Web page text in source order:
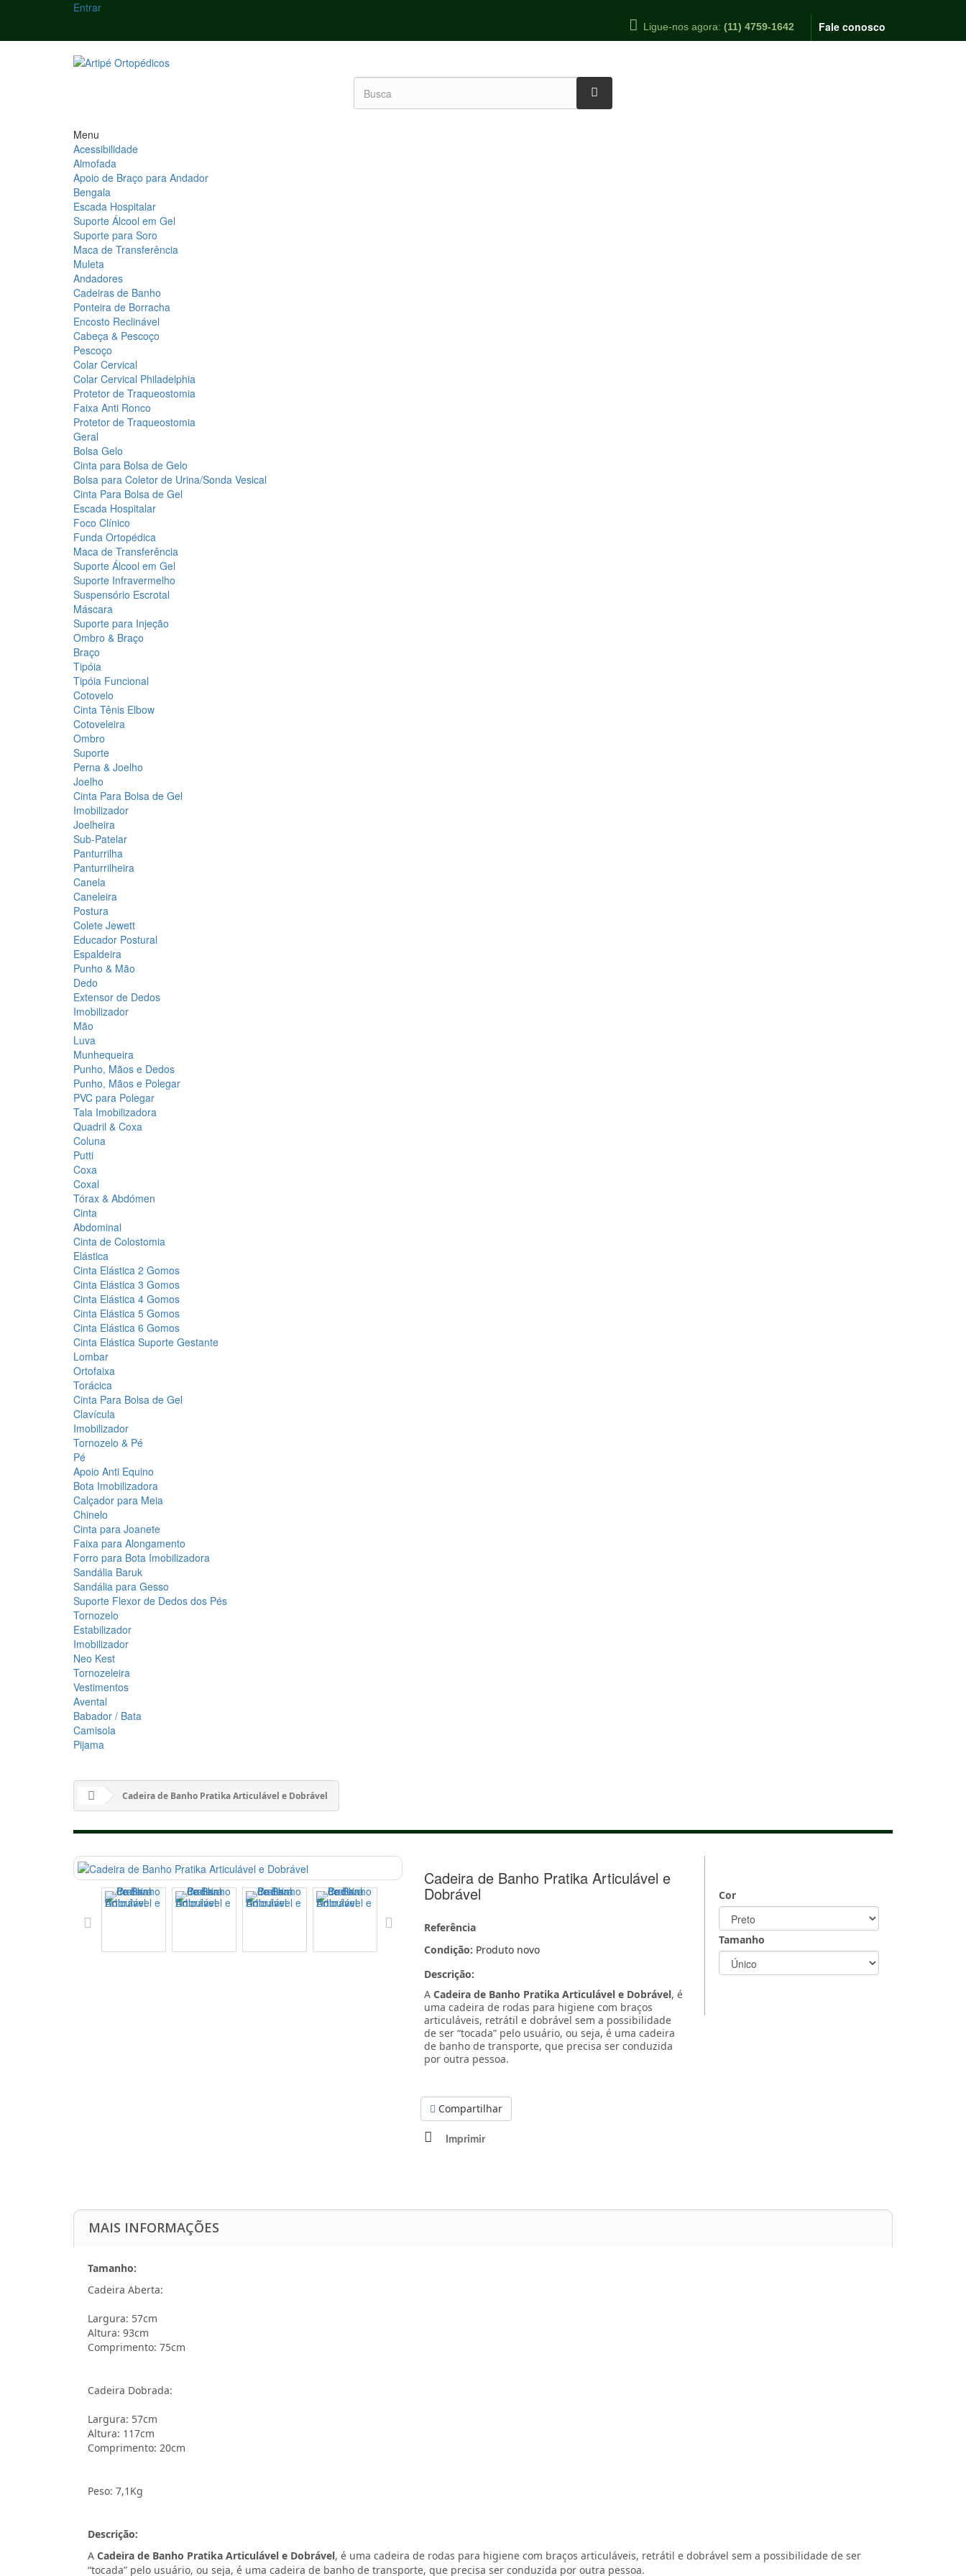
Entrar
Fale conosco
Ligue-nos agora: (11) 4759-1642
Menu
Acessibilidade
Almofada
Apoio de Braço para Andador
Bengala
Escada Hospitalar
Suporte Álcool em Gel
Suporte para Soro
Maca de Transferência
Muleta
Andadores
Cadeiras de Banho
Ponteira de Borracha
Encosto Reclinável
Cabeça & Pescoço
Pescoço
Colar Cervical
Colar Cervical Philadelphia
Protetor de Traqueostomia
Faixa Anti Ronco
Protetor de Traqueostomia
Geral
Bolsa Gelo
Cinta para Bolsa de Gelo
Bolsa para Coletor de Urina/Sonda Vesical
Cinta Para Bolsa de Gel
Escada Hospitalar
Foco Clínico
Funda Ortopédica
Maca de Transferência
Suporte Álcool em Gel
Suporte Infravermelho
Suspensório Escrotal
Máscara
Suporte para Injeção
Ombro & Braço
Braço
Tipóia
Tipóia Funcional
Cotovelo
Cinta Tênis Elbow
Cotoveleira
Ombro
Suporte
Perna & Joelho
Joelho
Cinta Para Bolsa de Gel
Imobilizador
Joelheira
Sub-Patelar
Panturrilha
Panturrilheira
Canela
Caneleira
Postura
Colete Jewett
Educador Postural
Espaldeira
Punho & Mão
Dedo
Extensor de Dedos
Imobilizador
Mão
Luva
Munhequeira
Punho, Mãos e Dedos
Punho, Mãos e Polegar
PVC para Polegar
Tala Imobilizadora
Quadril & Coxa
Coluna
Putti
Coxa
Coxal
Tórax & Abdómen
Cinta
Abdominal
Cinta de Colostomia
Elástica
Cinta Elástica 2 Gomos
Cinta Elástica 3 Gomos
Cinta Elástica 4 Gomos
Cinta Elástica 5 Gomos
Cinta Elástica 6 Gomos
Cinta Elástica Suporte Gestante
Lombar
Ortofaixa
Torácica
Cinta Para Bolsa de Gel
Clavícula
Imobilizador
Tornozelo & Pé
Pé
Apoio Anti Equino
Bota Imobilizadora
Calçador para Meia
Chinelo
Cinta para Joanete
Faixa para Alongamento
Forro para Bota Imobilizadora
Sandália Baruk
Sandália para Gesso
Suporte Flexor de Dedos dos Pés
Tornozelo
Estabilizador
Imobilizador
Neo Kest
Tornozeleira
Vestimentos
Avental
Babador / Bata
Camisola
Pijama
Cadeira de Banho Pratika Articulável e Dobrável
Cadeira de Banho Pratika Articulável e
Dobrável
Referência
Condição: Produto novo
Descrição:
A Cadeira de Banho Pratika Articulável e Dobrável, é
uma cadeira de rodas para higiene com braços
articuláveis, retrátil e dobrável sem a possibilidade
de ser “tocada” pelo usuário, ou seja, é uma cadeira
de banho de transporte, que precisa ser conduzida
por outra pessoa.
Compartilhar
Imprimir
Cor
Tamanho
MAIS INFORMAÇÕES
Tamanho:
Cadeira Aberta:
Largura: 57cm
Altura: 93cm
Comprimento: 75cm
Cadeira Dobrada:
Largura: 57cm
Altura: 117cm
Comprimento: 20cm
Peso: 7,1Kg
Descrição:
A Cadeira de Banho Pratika Articulável e Dobrável, é uma cadeira de rodas para higiene com braços articuláveis, retrátil e dobrável sem a possibilidade de ser
“tocada” pelo usuário, ou seja, é uma cadeira de banho de transporte, que precisa ser conduzida por outra pessoa.